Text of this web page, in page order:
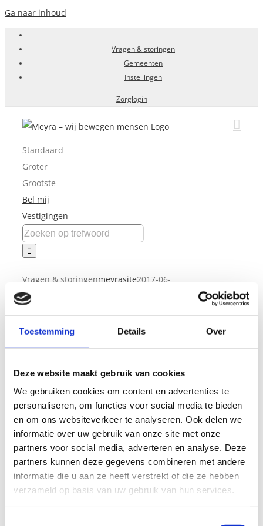
Toestemming Details Over
Deze website maakt gebruik van cookies
We gebruiken cookies om content en advertenties te
personaliseren, om functies voor social media te bieden
en om ons websiteverkeer te analyseren. Ook delen we
informatie over uw gebruik van onze site met onze
partners voor social media, adverteren en analyse. Deze
partners kunnen deze gegevens combineren met andere
informatie die u aan ze heeft verstrekt of die ze hebben
verzameld op basis van uw gebruik van hun services.
Ga naar inhoud
Vragen & storingen
Gemeenten
Instellingen
Zorglogin
Standaard
Groter
Grootste
Bel mij
Vestigingen
Vragen & storingenmeyrasite2017-06-
12T08:57:45+02:00
Meyra storingsservice
Algemeen